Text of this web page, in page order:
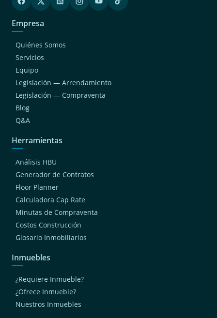
Empresa
Quiénes Somos
Servicios
Equipo
Legislación — Arrendamiento
Legislación — Compraventa
Blog
Q&A
Herramientas
Análisis HBU
Generador de Contratos
Floor Planner
Calculadora Cap Rate
Minutas de Compraventa
Costos Construcción
Glosario Inmobiliarios
Inmuebles
¿Requiere Inmueble?
¿Ofrece Inmueble?
Nuestros Inmuebles